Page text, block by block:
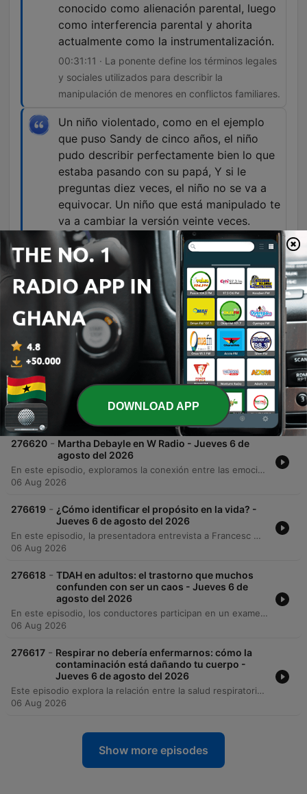
conocido como alienación parental, luego
como interferencia parental y ahorita
actualmente como la instrumentalización.
00:31:11 · La ponente define los términos legales
y sociales utilizados para describir la
manipulación de menores en conflictos familiares.
Un niño violentado, como en el ejemplo
que puso Sandy de cinco años, el niño
pudo describir perfectamente bien lo que
estaba pasando con su papá, Y si le
preguntas diez veces, el niño no se va a
equivocar. Un niño que está manipulado te
va a cambiar la versión veinte veces.
00:35:42 · La ponente establece una diferencia
clave entre el testimonio de un niño víctima de
violencia y uno que está siendo manipulado por
un progenitor.
Episodes
276621
Historias de divorcio reales, que terminaron
en desastre - Viernes 7 de agosto del 2026
La especialista en derecho familiar Ana Kudish y su equipo analizan la importancia de la especialización legal para enfrentar dinámicas de violencia económica, emocional y tecnológica en procesos de divorcio. El episodio aborda temas críticos como el ocultamiento de bienes, las tácticas de vigilancia y los peligros de firmar convenios sin asesoría profesional. Asimismo, se explora la problemática de la instrumentalización de los hijos y la interferencia parental, detallando el daño psicológico irreversible que sufren los menores cuando son manipulados por un progenitor. El episodio también relata casos impactantes sobre mecanismos de defensa ante el trauma y las consecuencias legales de las represalias en disputas familiares.
07 Aug 2026
276620 - Martha Debayle en W Radio - Jueves 6 de
agosto del 2026
En este episodio, exploramos la conexión entre las emociones y la salud física, analizando el trastorno por atracón como un mecanismo de gestión del estrés y su relación con la obesidad. También abordamos los riesgos respiratorios derivados de la contaminación ambiental y las emisiones volcánicas en la Ciudad de México, advirtiendo sobre la importancia de no normalizar síntomas persistentes. Finalmente, profundizamos en el diagnóstico y la manifestación del TDAH en adultos, desde la hiperactividad mental hasta la disfunción ejecutiva. El programa concluye con una reflexión sobre el concepto japonés 'Ikigai', analizando cómo las nuevas generaciones buscan un propósito de vida que integre la pasión, la vocación y la contribución al mundo.
06 Aug 2026
276619 - ¿Cómo identificar el propósito en la vida? -
Jueves 6 de agosto del 2026
En este episodio, la presentadora entrevista a Francesc Miralles sobre su libro 'Ikigai', explorando el concepto japonés del propósito de vida y sus cuatro pilares fundamentales: lo que amas, en lo que eres bueno, por lo que te pueden pagar y lo que el mundo necesita. Asimismo, se analiza cómo encontrar y redefinir este propósito a través de la exploración y la acción. La conversación aborda la importancia de la reinvención ante las crisis vitales y la idea de que el Ikigai es un elemento mutable que evoluciona con nuestras etapas de vida.
06 Aug 2026
276618 - TDAH en adultos: el trastorno que muchos
confunden con ser un caos - Jueves 6 de
agosto del 2026
En este episodio, los conductores participan en un examen médico sorpresa sobre cirugía y alergias antes de profundizar en la evaluación de síntomas de TDAH en adultos. A través de una escala de autorreporte, se analizan las manifestaciones del trastorno, como la dificultad para esperar, la impulsividad y el hiperfoco. El programa explora la neurociencia detrás del TDAH, detallando la hiperactividad de la red por defecto y las estrategias compensatorias como el hiperperfeccionismo. Finalmente, se discuten los tratamientos farmacológicos y conductuales, subrayando la importancia de un diagnóstico profesional para prevenir consecuencias como la ansiedad y la depresión.
06 Aug 2026
276617 - Respirar no debería enfermarnos: cómo la
contaminación está dañando tu cuerpo -
Jueves 6 de agosto del 2026
Este episodio explora la relación entre la salud respiratoria y los factores ambientales, comenzando con una dinámica de dicción para ilustrar la coordinación motora. Los especialistas analizan cómo la contaminación por micropartículas PM2.5, las emisiones volcánicas y el cambio climático incrementan los riesgos de enfermedades como asma, rinitis y cáncer de pulmón. Además, se discute la importancia de no normalizar síntomas crónicos y cómo factores como el reflujo gastroesofágico pueden afectar las vías respiratorias. El panel concluye respondiendo dudas de la audiencia sobre alergias infantiles, diagnósticos precisos y casos médicos complejos.
06 Aug 2026
Show more episodes
DOWNLOAD APP